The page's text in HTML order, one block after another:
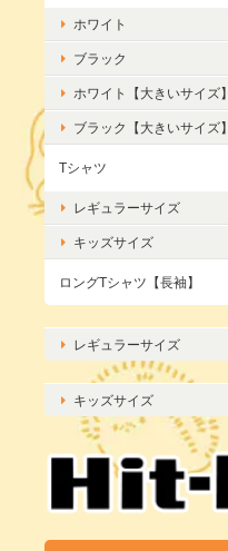
ホワイト
ブラック
ホワイト【大きいサイズ】
ブラック【大きいサイズ】
Tシャツ
レギュラーサイズ
キッズサイズ
ロングTシャツ【長袖】
レギュラーサイズ
キッズサイズ